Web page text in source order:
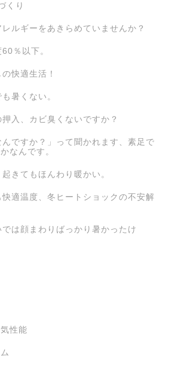
くり
ルギーをあきらめていませんか？
％以下。
快適生活！
暑くない。
、カビ臭くないですか？
ですか？」って聞かれます、素足で
なんです。
きてもほんわり暖かい。
適温度、冬ヒートショックの不安解
は顔まわりばっかり暑かったけ
性能